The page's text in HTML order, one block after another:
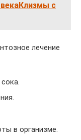
с
лечение
в организме.